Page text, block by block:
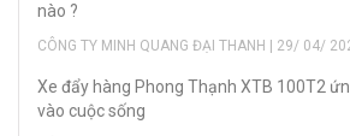
nào ?
CÔNG TY MINH QUANG ĐẠI THANH | 29/ 04/
Xe đẩy hàng Phong Thạnh XTB 100T2
vào cuộc sống